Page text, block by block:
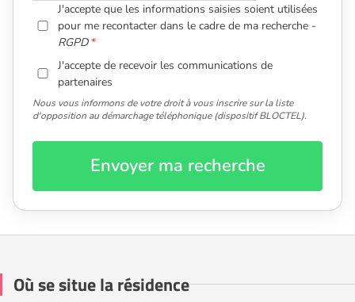
J'accepte que les informations saisies soient utilisées
pour me recontacter dans le cadre de ma recherche -
RGPD
J'accepte de recevoir les communications de
partenaires
Nous vous informons de votre droit à vous inscrire sur la liste
d'opposition au démarchage téléphonique (dispositif BLOCTEL).
Envoyer ma recherche
Où se situe la résidence